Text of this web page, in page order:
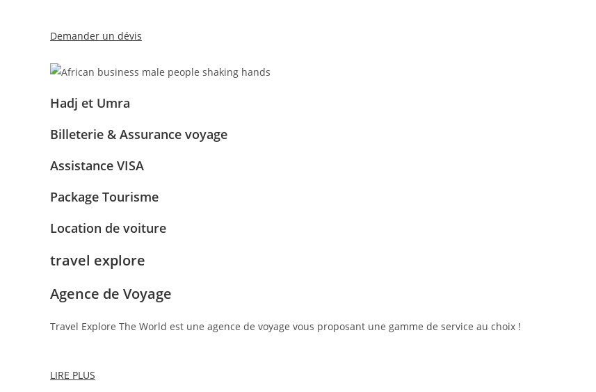
Demander un dévis
Hadj et Umra
Billeterie & Assurance voyage
Assistance VISA
Package Tourisme
Location de voiture
travel explore
Agence de Voyage
Travel Explore The World est une agence de voyage vous proposant une gamme de service au choix !
LIRE PLUS